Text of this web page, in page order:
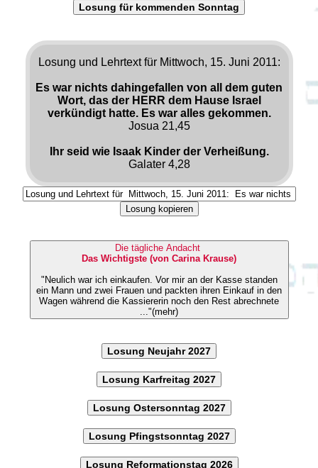
Losung für kommenden Sonntag
Losung und Lehrtext für Mittwoch, 15. Juni 2011:
Es war nichts dahingefallen von all dem guten
Wort, das der HERR dem Hause Israel
verkündigt hatte. Es war alles gekommen.
Josua 21,45
Ihr seid wie Isaak Kinder der Verheißung.
Galater 4,28
Losung kopieren
Die tägliche Andacht
Das Wichtigste (von Carina Krause)
"Neulich war ich einkaufen. Vor mir an der Kasse standen
ein Mann und zwei Frauen und packten ihren Einkauf in den
Wagen während die Kassiererin noch den Rest abrechnete
..."(mehr)
Losung Neujahr 2027
Losung Karfreitag 2027
Losung Ostersonntag 2027
Losung Pfingstsonntag 2027
Losung Reformationstag 2026